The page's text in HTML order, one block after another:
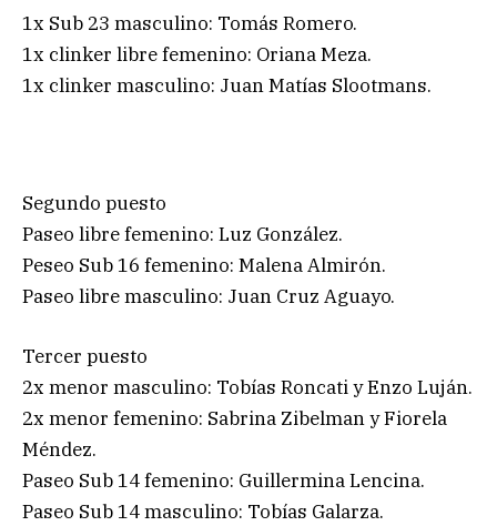
1x Sub 23 masculino: Tomás Romero.
1x clinker libre femenino: Oriana Meza.
1x clinker masculino: Juan Matías Slootmans.
Segundo puesto
Paseo libre femenino: Luz González.
Peseo Sub 16 femenino: Malena Almirón.
Paseo libre masculino: Juan Cruz Aguayo.
Tercer puesto
2x menor masculino: Tobías Roncati y Enzo Luján.
2x menor femenino: Sabrina Zibelman y Fiorela
Méndez.
Paseo Sub 14 femenino: Guillermina Lencina.
Paseo Sub 14 masculino: Tobías Galarza.